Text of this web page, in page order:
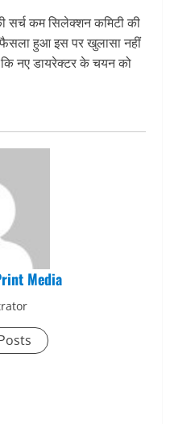
सर्च कम सिलेक्शन कमिटी की
हुआ इस पर खुलासा नहीं
नए डायरेक्टर के चयन को
Media